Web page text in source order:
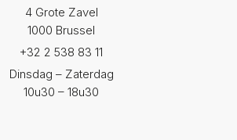
4 Grote Zavel
1000 Brussel
+32 2 538 83 11
Dinsdag – Zaterdag
10u30 – 18u30